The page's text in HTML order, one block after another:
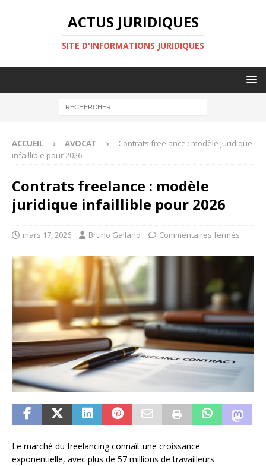
ACTUS JURIDIQUES
SITE D'INFORMATIONS JURIDIQUES
ACCUEIL AVOCAT
Contrats freelance : modèle juridique
infaillible pour 2026
Contrats freelance : modèle
juridique infaillible pour 2026
mars 17, 2026 Bruno Galland Commentaires fermés
Le marché du freelancing connaît une croissance
exponentielle, avec plus de 57 millions de travailleurs